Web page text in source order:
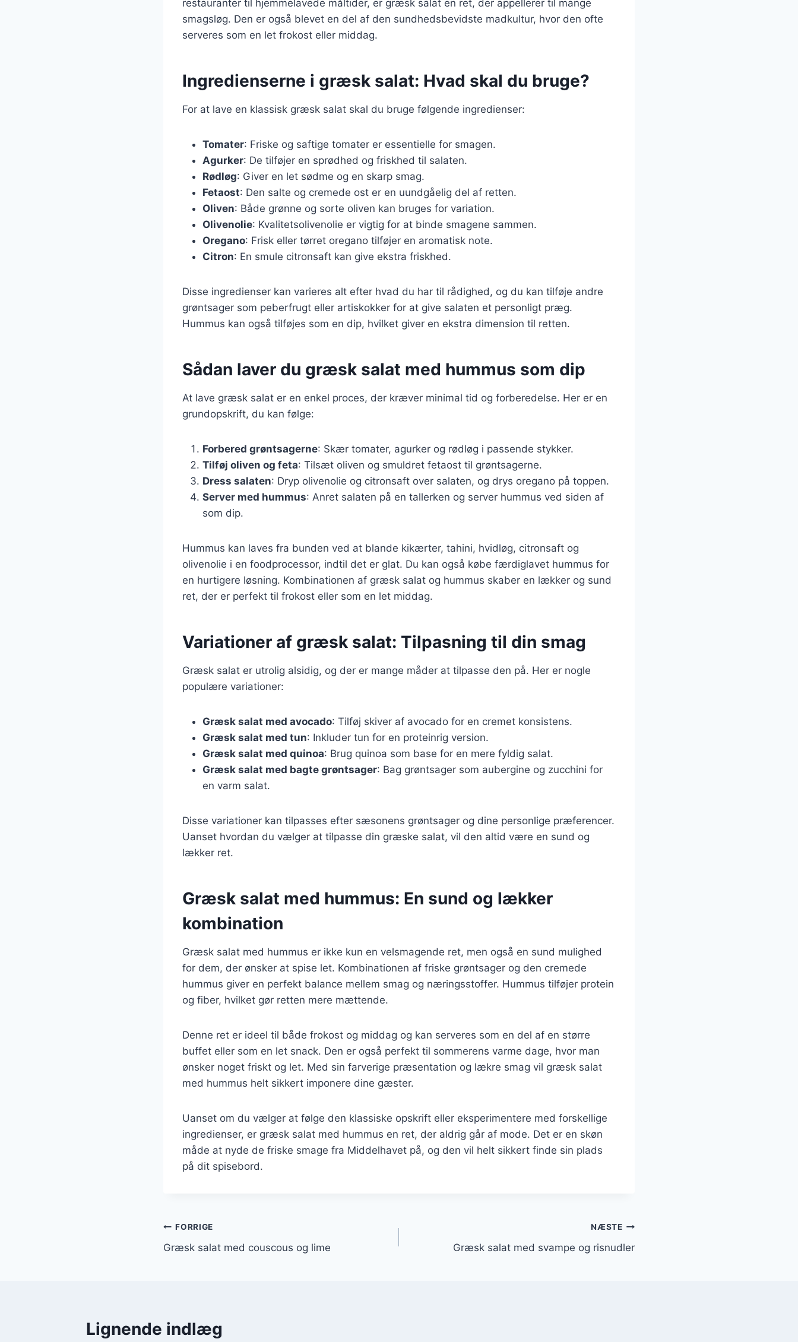
restauranter til hjemmelavede måltider, er græsk salat en ret, der appellerer til mange
smagsløg. Den er også blevet en del af den sundhedsbevidste madkultur, hvor den ofte
serveres som en let frokost eller middag.
Ingredienserne i græsk salat: Hvad skal du bruge?
For at lave en klassisk græsk salat skal du bruge følgende ingredienser:
Tomater: Friske og saftige tomater er essentielle for smagen.
Agurker: De tilføjer en sprødhed og friskhed til salaten.
Rødløg: Giver en let sødme og en skarp smag.
Fetaost: Den salte og cremede ost er en uundgåelig del af retten.
Oliven: Både grønne og sorte oliven kan bruges for variation.
Olivenolie: Kvalitetsolivenolie er vigtig for at binde smagene sammen.
Oregano: Frisk eller tørret oregano tilføjer en aromatisk note.
Citron: En smule citronsaft kan give ekstra friskhed.
Disse ingredienser kan varieres alt efter hvad du har til rådighed, og du kan tilføje andre
grøntsager som peberfrugt eller artiskokker for at give salaten et personligt præg.
Hummus kan også tilføjes som en dip, hvilket giver en ekstra dimension til retten.
Sådan laver du græsk salat med hummus som dip
At lave græsk salat er en enkel proces, der kræver minimal tid og forberedelse. Her er en
grundopskrift, du kan følge:
Forbered grøntsagerne: Skær tomater, agurker og rødløg i passende stykker.
Tilføj oliven og feta: Tilsæt oliven og smuldret fetaost til grøntsagerne.
Dress salaten: Dryp olivenolie og citronsaft over salaten, og drys oregano på toppen.
Server med hummus: Anret salaten på en tallerken og server hummus ved siden af
som dip.
Hummus kan laves fra bunden ved at blande kikærter, tahini, hvidløg, citronsaft og
olivenolie i en foodprocessor, indtil det er glat. Du kan også købe færdiglavet hummus for
en hurtigere løsning. Kombinationen af græsk salat og hummus skaber en lækker og sund
ret, der er perfekt til frokost eller som en let middag.
Variationer af græsk salat: Tilpasning til din smag
Græsk salat er utrolig alsidig, og der er mange måder at tilpasse den på. Her er nogle
populære variationer:
Græsk salat med avocado: Tilføj skiver af avocado for en cremet konsistens.
Græsk salat med tun: Inkluder tun for en proteinrig version.
Græsk salat med quinoa: Brug quinoa som base for en mere fyldig salat.
Græsk salat med bagte grøntsager: Bag grøntsager som aubergine og zucchini for
en varm salat.
Disse variationer kan tilpasses efter sæsonens grøntsager og dine personlige præferencer.
Uanset hvordan du vælger at tilpasse din græske salat, vil den altid være en sund og
lækker ret.
Græsk salat med hummus: En sund og lækker
kombination
Græsk salat med hummus er ikke kun en velsmagende ret, men også en sund mulighed
for dem, der ønsker at spise let. Kombinationen af friske grøntsager og den cremede
hummus giver en perfekt balance mellem smag og næringsstoffer. Hummus tilføjer protein
og fiber, hvilket gør retten mere mættende.
Denne ret er ideel til både frokost og middag og kan serveres som en del af en større
buffet eller som en let snack. Den er også perfekt til sommerens varme dage, hvor man
ønsker noget friskt og let. Med sin farverige præsentation og lækre smag vil græsk salat
med hummus helt sikkert imponere dine gæster.
Uanset om du vælger at følge den klassiske opskrift eller eksperimentere med forskellige
ingredienser, er græsk salat med hummus en ret, der aldrig går af mode. Det er en skøn
måde at nyde de friske smage fra Middelhavet på, og den vil helt sikkert finde sin plads
på dit spisebord.
Indlægsnavigation
FORRIGE
Græsk salat med couscous og lime
NÆSTE
Græsk salat med svampe og risnudler
Lignende indlæg